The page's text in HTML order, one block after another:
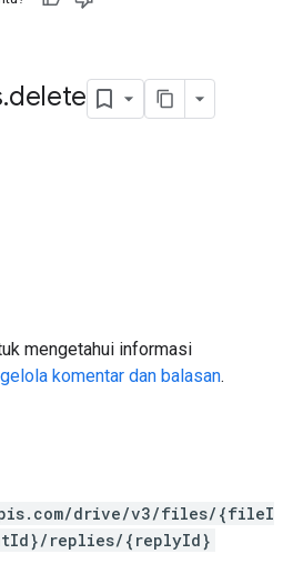
.delete
mengetahui informasi
komentar dan balasan.
drive/v3/files/{fileI
replies/{replyId}